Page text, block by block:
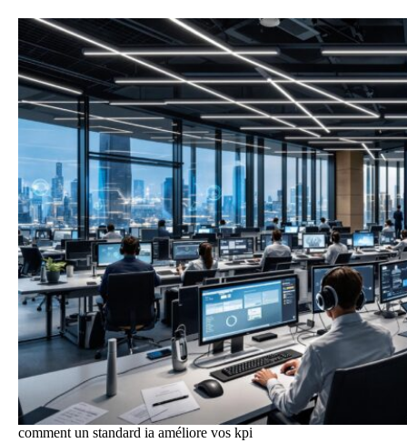
comment un standard ia améliore vos kpi